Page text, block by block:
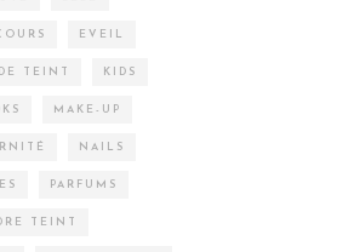
EVEIL
TEINT KIDS
MAKE-UP
NAILS
PARFUMS
TEINT